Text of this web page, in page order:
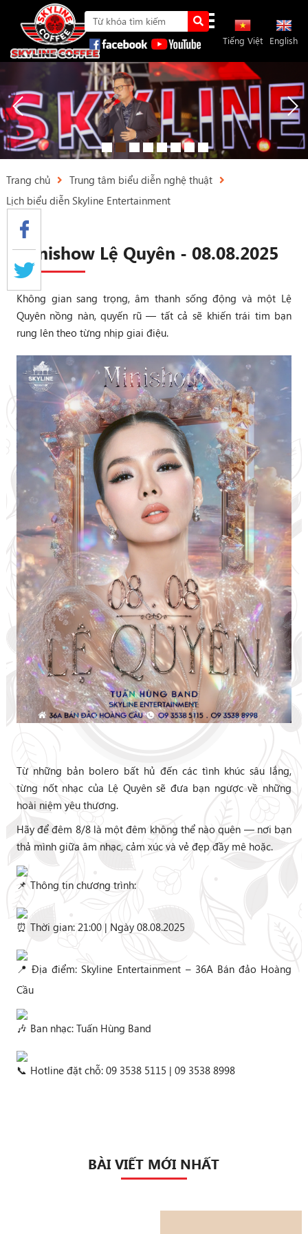
Tiếng Việt English
Trang chủ
Trung tâm biểu diễn nghệ thuật
Lịch biểu diễn Skyline Entertainment
Minishow Lệ Quyên - 08.08.2025
Không gian sang trọng, âm thanh sống động và một Lệ
Quyên nồng nàn, quyến rũ — tất cả sẽ khiến trái tim bạn
rung lên theo từng nhịp giai điệu.
Từ những bản bolero bất hủ đến các tình khúc sâu lắng,
từng nốt nhạc của Lệ Quyên sẽ đưa bạn ngược về những
hoài niệm yêu thương.
Hãy để đêm 8/8 là một đêm không thể nào quên — nơi bạn
thả mình giữa âm nhạc, cảm xúc và vẻ đẹp đầy mê hoặc.
Thông tin chương trình:
Thời gian: 21:00 | Ngày 08.08.2025
Địa điểm: Skyline Entertainment – 36A Bán đảo Hoàng
Cầu
Ban nhạc: Tuấn Hùng Band
Hotline đặt chỗ: 09 3538 5115 | 09 3538 8998
BÀI VIẾT MỚI NHẤT